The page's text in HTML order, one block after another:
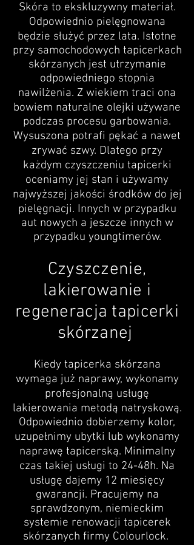
Skóra to ekskluzywny materiał.
Odpowiednio pielęgnowana
będzie służyć przez lata. Istotne
przy samochodowych tapicerkach
skórzanych jest utrzymanie
odpowiedniego stopnia
nawilżenia. Z wiekiem traci ona
bowiem naturalne olejki używane
podczas procesu garbowania.
Wysuszona potrafi pękać a nawet
zrywać szwy. Dlatego przy
każdym czyszczeniu tapicerki
oceniamy jej stan i używamy
najwyższej jakości środków do jej
pielęgnacji. Innych w przypadku
aut nowych a jeszcze innych w
przypadku youngtimerów.
Czyszczenie,
lakierowanie i
regeneracja tapicerki
skórzanej
Kiedy tapicerka skórzana
wymaga już naprawy, wykonamy
profesjonalną usługę
lakierowania metodą natryskową.
Odpowiednio dobierzemy kolor,
uzupełnimy ubytki lub wykonamy
naprawę tapicerską. Minimalny
czas takiej usługi to 24-48h. Na
usługę dajemy 12 miesięcy
gwarancji. Pracujemy na
sprawdzonym, niemieckim
systemie renowacji tapicerek
skórzanych firmy Colourlock.